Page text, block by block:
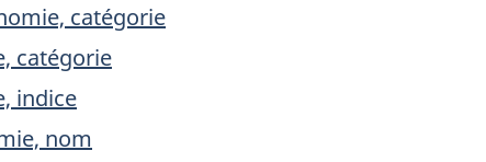
catégorie
catégorie
indice
nom